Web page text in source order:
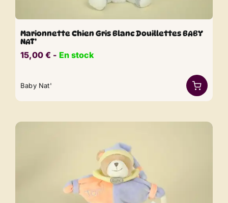
Marionnette Chien Gris Blanc Douillettes BABY
NAT’
15,00 € ​​ - En stock
Baby Nat'